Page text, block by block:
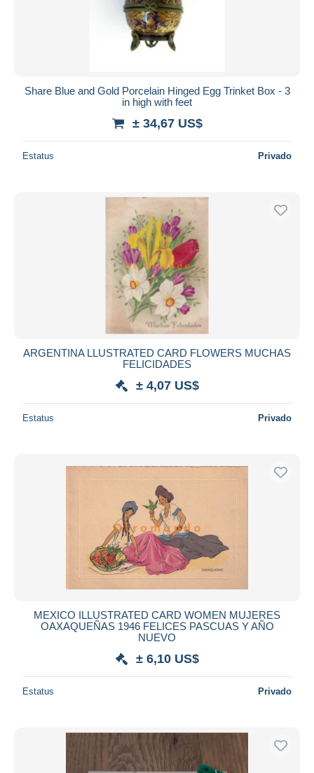
Aplicar
Share Blue and Gold Porcelain Hinged Egg Trinket Box - 3
in high with feet
± 34,67 US$
Estatus Privado
ARGENTINA LLUSTRATED CARD FLOWERS MUCHAS
FELICIDADES
± 4,07 US$
Estatus Privado
MEXICO ILLUSTRATED CARD WOMEN MUJERES
OAXAQUEÑAS 1946 FELICES PASCUAS Y AÑO
NUEVO
± 6,10 US$
Estatus Privado